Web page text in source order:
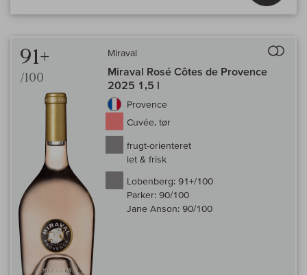
91+
/100
Miraval
Miraval Rosé Côtes de Provence
2025 1,5 l
Provence
Cuvée, tør
frugt-orienteret
let & frisk
Lobenberg: 91+/100
Parker: 90/100
Jane Anson: 90/100